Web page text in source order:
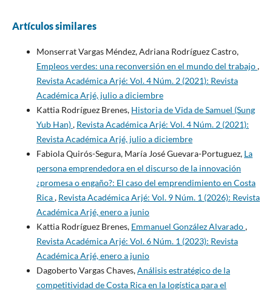
Artículos similares
Monserrat Vargas Méndez, Adriana Rodríguez Castro,
Empleos verdes: una reconversión en el mundo del trabajo,
Revista Académica Arjé: Vol. 4 Núm. 2 (2021): Revista
Académica Arjé, julio a diciembre
Kattia Rodríguez Brenes, Historia de Vida de Samuel (Sung
Yub Han), Revista Académica Arjé: Vol. 4 Núm. 2 (2021):
Revista Académica Arjé, julio a diciembre
Fabiola Quirós-Segura, María José Guevara-Portuguez, La
persona emprendedora en el discurso de la innovación
¿promesa o engaño?: El caso del emprendimiento en Costa
Rica, Revista Académica Arjé: Vol. 9 Núm. 1 (2026): Revista
Académica Arjé, enero a junio
Kattia Rodríguez Brenes, Emmanuel González Alvarado,
Revista Académica Arjé: Vol. 6 Núm. 1 (2023): Revista
Académica Arjé, enero a junio
Dagoberto Vargas Chaves,Análisis estratégico de la
competitividad de Costa Rica en la logística para el